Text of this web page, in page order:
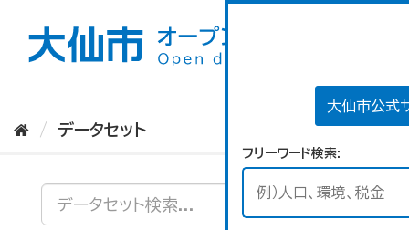
大仙市公式
フリーワード検索
データセット